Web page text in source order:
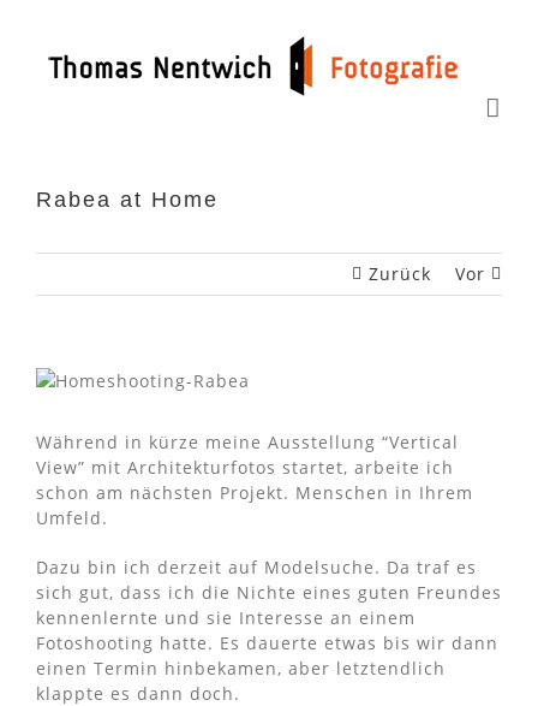
springen
Rabea at Home
Zurück Vor
Während in kürze meine Ausstellung “Vertical
View” mit Architekturfotos startet, arbeite ich
schon am nächsten Projekt. Menschen in Ihrem
Umfeld.
Dazu bin ich derzeit auf Modelsuche. Da traf es
sich gut, dass ich die Nichte eines guten Freundes
kennenlernte und sie Interesse an einem
Fotoshooting hatte. Es dauerte etwas bis wir dann
einen Termin hinbekamen, aber letztendlich
klappte es dann doch.